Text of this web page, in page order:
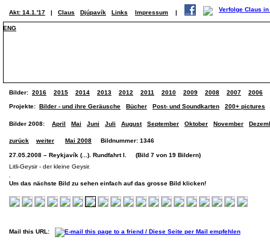
Akt: 14.1.'17 | Claus Djúpavík Links Impressum |
ENG
Bilder: 2016 2015 2014 2013 2012 2011 2010 2009 2008 2007 2006
Projekte: Bilder - und ihre Geräusche Bücher Post- und Soundkarten 200+ pictures
Bilder 2008: April Mai Juni Juli August September Oktober November
zurück weiter Mai 2008 Bildnummer: 1346
27.05.2008 – Reykjavík (...). Rundfahrt I. (Bild 7 von 19 Bildern)
Litli-Geysir - der kleine Geysir.
Um das nächste Bild zu sehen einfach auf das grosse Bild klicken!
Mail this URL: